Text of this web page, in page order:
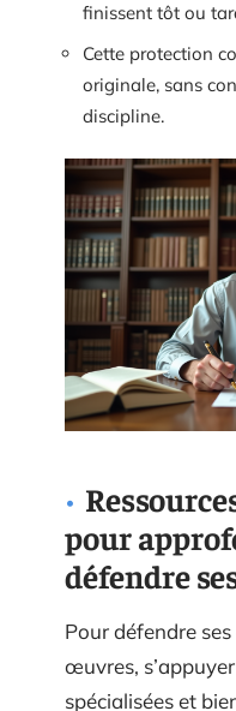
finissent tôt ou
Cette protection
originale, sans
discipline.
pour
défendre
Pour défendre
œuvres,
spécialisées et